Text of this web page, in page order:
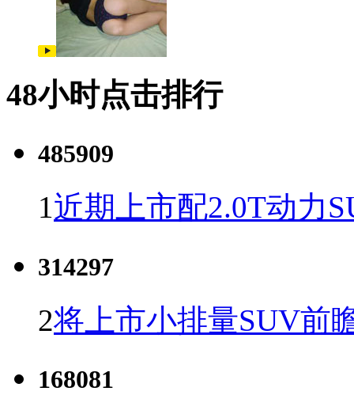
48小时点击排行
485909
1近期上市配2.0T动力
314297
2将上市小排量SUV前
168081